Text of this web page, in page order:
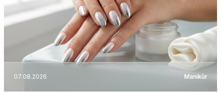
07.08.2026 Manikűr